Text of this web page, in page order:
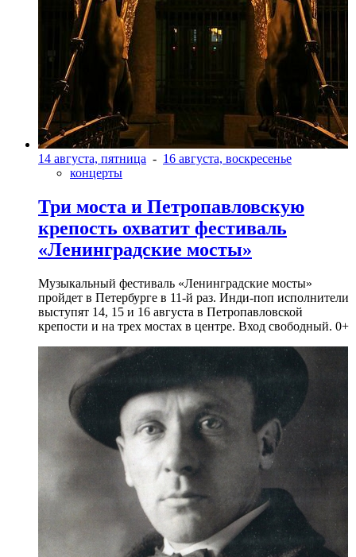
14 августа, пятница - 16 августа, воскресенье
концерты
Три моста и Петропавловскую
крепость охватит фестиваль
«Ленинградские мосты»
Музыкальный фестиваль «Ленинградские мосты»
пройдет в Петербурге в 11-й раз. Инди-поп исполнители
выступят 14, 15 и 16 августа в Петропавловской
крепости и на трех мостах в центре. Вход свободный. 0+